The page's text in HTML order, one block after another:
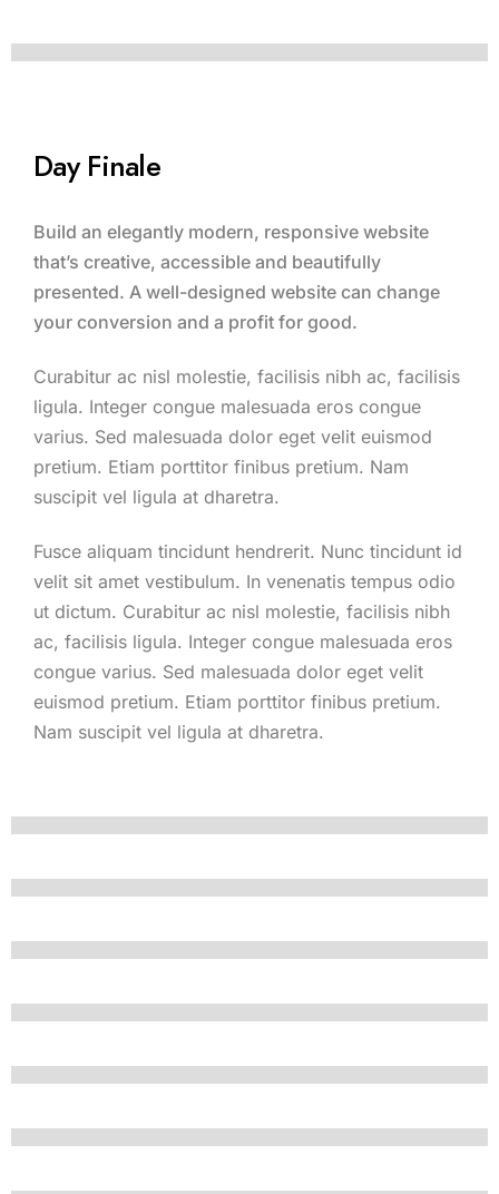
Day Finale
Build an elegantly modern, responsive website
that’s creative, accessible and beautifully
presented. A well-designed website can change
your conversion and a profit for good.
Curabitur ac nisl molestie, facilisis nibh ac, facilisis
ligula. Integer congue malesuada eros congue
varius. Sed malesuada dolor eget velit euismod
pretium. Etiam porttitor finibus pretium. Nam
suscipit vel ligula at dharetra.
Fusce aliquam tincidunt hendrerit. Nunc tincidunt id
velit sit amet vestibulum. In venenatis tempus odio
ut dictum. Curabitur ac nisl molestie, facilisis nibh
ac, facilisis ligula. Integer congue malesuada eros
congue varius. Sed malesuada dolor eget velit
euismod pretium. Etiam porttitor finibus pretium.
Nam suscipit vel ligula at dharetra.